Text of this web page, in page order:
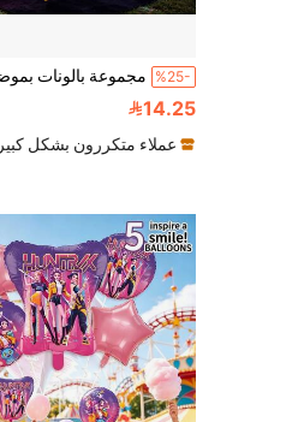
%25-
14.25
عملاء متكررون بشكل كبير